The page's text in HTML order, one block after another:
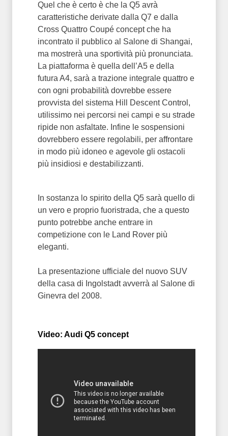
Quel che è certo è che la Q5 avrà
caratteristiche derivate dalla Q7 e dalla
Cross Quattro Coupé concept che ha
incontrato il pubblico al Salone di Shangai,
ma mostrerà una sportività più pronunciata.
La piattaforma è quella dell’A5 e della
futura A4, sarà a trazione integrale quattro e
con ogni probabilità dovrebbe essere
provvista del sistema Hill Descent Control,
utilissimo nei percorsi nei campi e su strade
ripide non asfaltate. Infine le sospensioni
dovrebbero essere regolabili, per affrontare
in modo più idoneo e agevole gli ostacoli
più insidiosi e destabilizzanti.
In sostanza lo spirito della Q5 sarà quello di
un vero e proprio fuoristrada, che a questo
punto potrebbe anche entrare in
competizione con le Land Rover più
eleganti.
La presentazione ufficiale del nuovo SUV
della casa di Ingolstadt avverrà al Salone di
Ginevra del 2008.
Video: Audi Q5 concept